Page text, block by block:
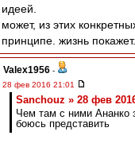
идеей.
может, из этих
принципе. жизнь покажет.
Valex1956 -
28 фев 2016 21:01
Sanchouz » 28 фев
Чем там с ними Ананко
боюсь представить